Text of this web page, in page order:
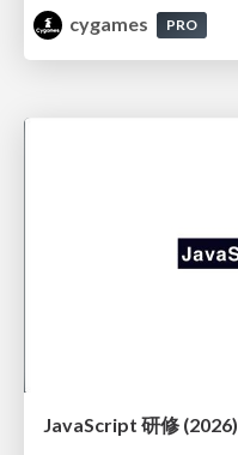
cygames
PRO
JavaScript 研修 (2026)